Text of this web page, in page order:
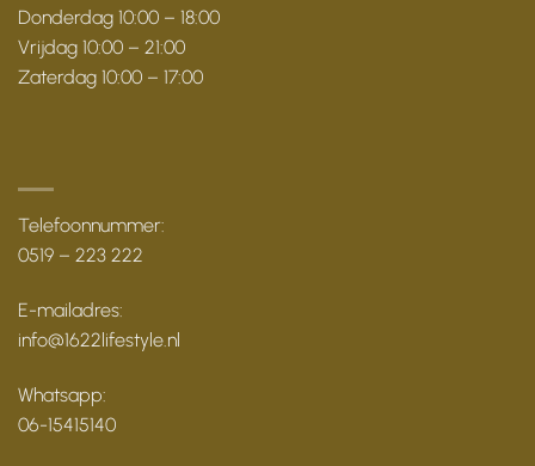
Donderdag 10:00 – 18:00
Vrijdag 10:00 – 21:00
Zaterdag 10:00 – 17:00
Telefoonnummer:
0519 – 223 222
E-mailadres:
info@1622lifestyle.nl
Whatsapp:
06-15415140